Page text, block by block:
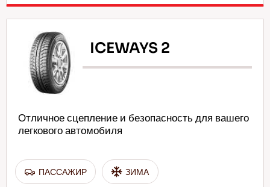
ICEWAYS 2
Отличное сцепление и безопасность для вашего
легкового автомобиля
ПАССАЖИР ЗИМА